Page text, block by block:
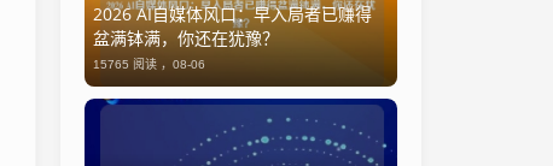
2026 AI自媒体风口：早入局者已赚得
盆满钵满，你还在犹豫？
15765 阅读 ，08-06